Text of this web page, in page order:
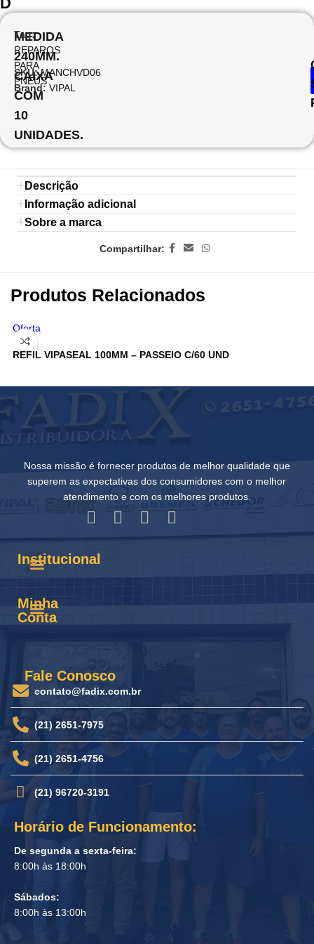
MEDIDA
240MM.
CAIXA
COM
10
UNIDADES.
Tag:
REPAROS
PARA
PNEUS
SKU:MANCHVD06
Brand: VIPAL
Descrição
Informação adicional
Sobre a marca
Compartilhar:
Produtos Relacionados
Oferta
REFIL VIPASEAL 100MM – PASSEIO C/60 UND
Nossa missão é fornecer produtos de melhor qualidade que
superem as expectativas dos consumidores com o melhor
atendimento e com os melhores produtos.
Institucional
Minha
Conta
Fale Conosco
contato@fadix.com.br
(21) 2651-7975
(21) 2651-4756
(21) 96720-3191
Horário de Funcionamento:
De segunda a sexta-feira:
8:00h às 18:00h
Sábados:
8:00h às 13:00h